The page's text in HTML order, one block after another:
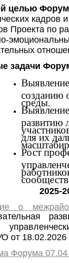
целью
кадров
Проекта по
задачи
созданию
среды.
развитию
для их
Рост
2025-
о
от
Форума